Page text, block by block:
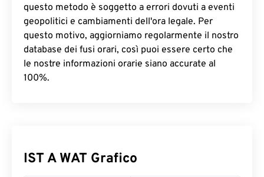
questo metodo è soggetto a errori dovuti a eventi
geopolitici e cambiamenti dell'ora legale. Per
questo motivo, aggiorniamo regolarmente il nostro
database dei fusi orari, così puoi essere certo che
le nostre informazioni orarie siano accurate al
100%.
IST A WAT Grafico